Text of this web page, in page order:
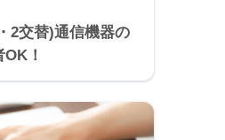
2交替)通信機器の
！